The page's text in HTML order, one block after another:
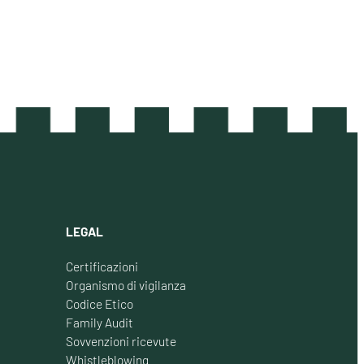
LEGAL
Certificazioni
Organismo di vigilanza
Codice Etico
Family Audit
Sovvenzioni ricevute
Whistleblowing